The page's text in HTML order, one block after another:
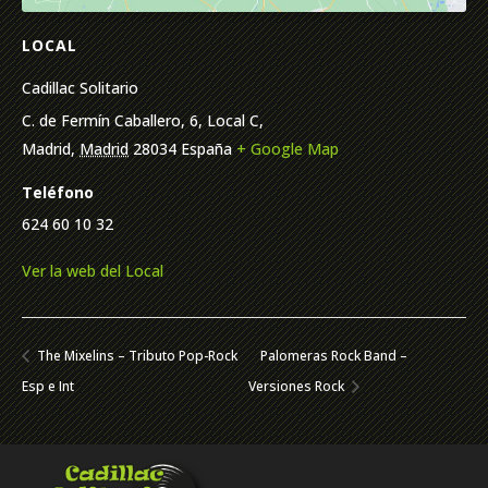
LOCAL
Cadillac Solitario
C. de Fermín Caballero, 6, Local C,
Madrid, Madrid 28034 España + Google Map
Teléfono
624 60 10 32
Ver la web del Local
The Mixelins – Tributo Pop-Rock
Esp e Int
Palomeras Rock Band –
Versiones Rock